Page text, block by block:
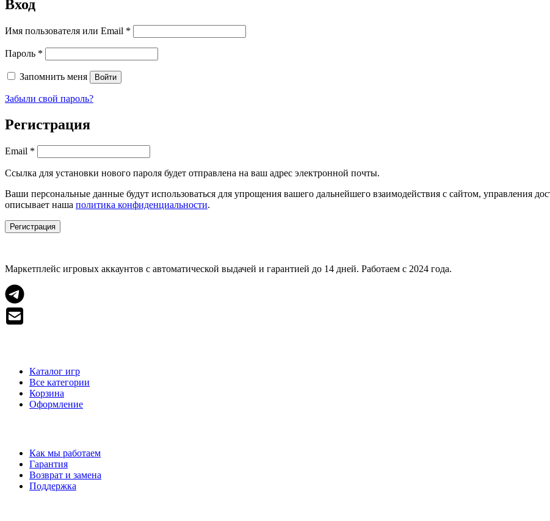
Вход
Имя пользователя или Email *
Пароль *
Запомнить меня Войти
Забыли свой пароль?
Регистрация
Email *
Ссылка для установки нового пароля будет отправлена ​​на ваш адрес электронной почты.
Ваши персональные данные будут использоваться для упрощения вашего дальнейшего взаимодействия с сайтом, управления
описывает наша политика конфиденциальности.
Регистрация
Маркетплейс игровых аккаунтов с автоматической выдачей и гарантией до 14 дней. Работаем с 2024 года.
Каталог игр
Все категории
Корзина
Оформление
Как мы работаем
Гарантия
Возврат и замена
Поддержка